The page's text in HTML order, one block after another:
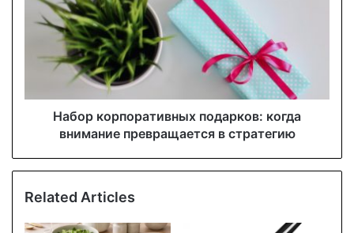
Набор корпоративных подарков: когда
внимание превращается в стратегию
Related Articles